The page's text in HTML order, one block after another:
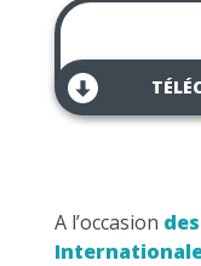
A l’occasion